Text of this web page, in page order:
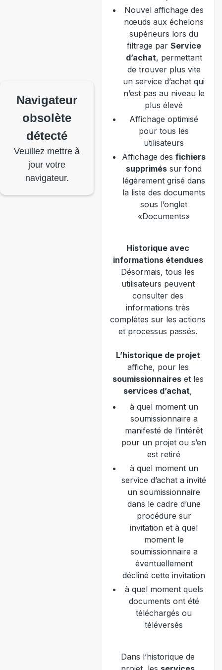
Navigateur
obsolète
détecté
Veuillez mettre à
jour votre
navigateur.
Nouvel affichage des
nœuds aux échelons
supérieurs lors du
filtrage par Service
d’achat, permettant
de trouver plus vite
un service d’achat qui
n’est pas au niveau le
plus élevé
Affichage optimisé
pour tous les
utilisateurs
Affichage des fichiers
supprimés sur fond
légèrement grisé dans
la liste des documents
sous l’onglet
«Documents»
Historique avec
informations étendues
Désormais, tous les
utilisateurs peuvent
consulter des
informations très
complètes sur les actions
et processus passés.
L’historique de projet
affiche, pour les
soumissionnaireset les
services d’achat,
à quel moment un
soumissionnaire a
manifesté de l’intérêt
pour un projet ou s’en
est retiré
à quel moment un
service d’achat a invité
un soumissionnaire
dans le cadre d’une
procédure sur
invitation et à quel
moment le
soumissionnaire a
éventuellement
décliné cette invitation
à quel moment quels
documents ont été
téléchargés ou
téléversés
Dans l’historique de